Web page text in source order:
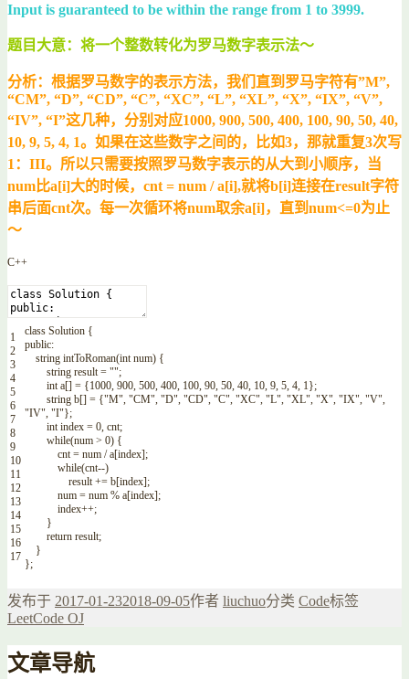
Input is guaranteed to be within the range from 1 to 3999.
题目大意：将一个整数转化为罗马数字表示法～
分析：根据罗马数字的表示方法，我们直到罗马字符有”M”,
“CM”, “D”, “CD”, “C”, “XC”, “L”, “XL”, “X”, “IX”, “V”,
“IV”, “I”这几种，分别对应1000, 900, 500, 400, 100, 90, 50, 40,
10, 9, 5, 4, 1。如果在这些数字之间的，比如3，那就重复3次写
1：III。 所以只需要按照罗马数字表示的从大到小顺序，当
num比a[i]大的时候，cnt = num / a[i],就将b[i]连接在result字符
串后面cnt次。每一次循环将num取余a[i]，直到num<=0为止
～
C++
1
2
3
4
5
6
7
8
9
10
11
12
13
14
15
16
17
class Solution {
public:
string intToRoman(int num) {
string result = "";
int a[] = {1000, 900, 500, 400, 100, 90, 50, 40, 10, 9, 5, 4, 1};
string b[] = {"M", "CM", "D", "CD", "C", "XC", "L", "XL", "X", "IX", "V",
"IV", "I"};
int index = 0, cnt;
while(num > 0) {
cnt = num / a[index];
while(cnt--)
result += b[index];
num = num % a[index];
index++;
}
return result;
}
};
发布于 2017-01-232018-09-05作者 liuchuo分类 Code标签
LeetCode OJ
文章导航